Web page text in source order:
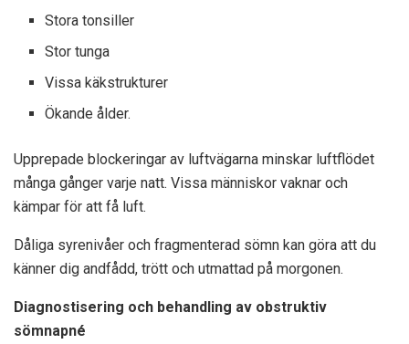
Stora tonsiller
Stor tunga
Vissa käkstrukturer
Ökande ålder.
Upprepade blockeringar av luftvägarna minskar luftflödet
många gånger varje natt. Vissa människor vaknar och
kämpar för att få luft.
Dåliga syrenivåer och fragmenterad sömn kan göra att du
känner dig andfådd, trött och utmattad på morgonen.
Diagnostisering och behandling av obstruktiv
sömnapné